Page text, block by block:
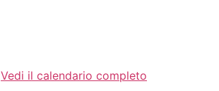
Vedi il calendario completo